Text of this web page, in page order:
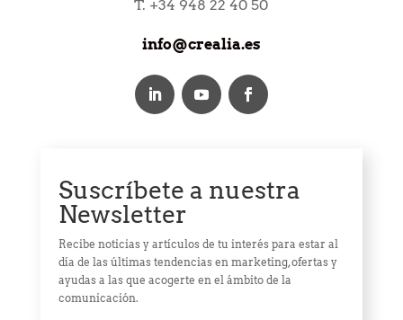
T. +34 948 22 40 50
info@crealia.es
Suscríbete a nuestra
Newsletter
Recibe noticias y artículos de tu interés para estar al
día de las últimas tendencias en marketing, ofertas y
ayudas a las que acogerte en el ámbito de la
comunicación.